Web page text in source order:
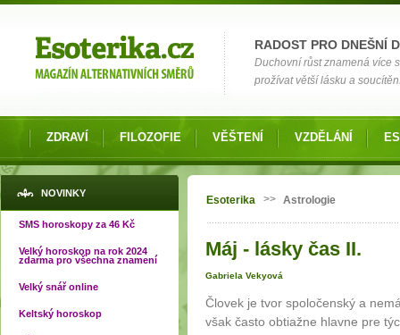
RADOST PRO DNEŠNÍ
Duchovní růst znamená více
prožívat větší lásku a
ZDRAVÍ FILOZOFIE VĚŠTENÍ VZDĚLÁNÍ
NOVINKY
SMS horoskopy za 46 Kč
Velký horoskop na rok 2024
zdarma pro všechna znamení
Velký snář online
Keltský horoskop
Jste zde
Esoterika >> Astrologie
Máj - lásky čas II.
Gabriela Vekyová
Človek je tvor spoločenský a
však často obtiažne hlavne pre